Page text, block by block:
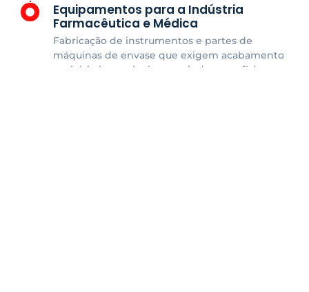
Equipamentos para a Indústria
Farmacêutica e Médica
Fabricação de instrumentos e partes de
máquinas de envase que exigem acabamento
sanitário impecável, garantindo superfícies